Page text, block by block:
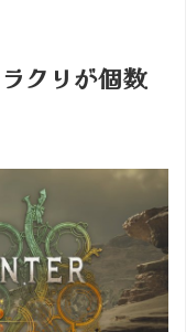
クリが個数